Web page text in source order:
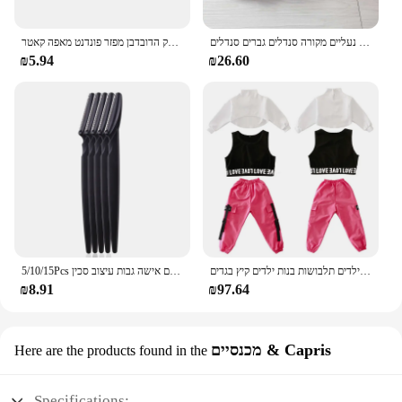
that you are always aware of any activity around
חמאת עוגת קרם כריך מרית חלק הדובדבן מפזר פונדנט מאפה קאטר
₪5.94
בגדי קיץ גברים נעלי פשתן שקופיות מזדמנים שקופיות רב בסגנון לא להחליק הביתה כפכפים נעליים מקורה סנדלים גברים סנדלים pantoufle homme
₪26.60
5/10/15Pcs גבות גוזם איפור כלים בטוח עיניים גבות גילוח פנים גוף שיער הסרת מכונת גילוח להבים אישה גבות עיצוב סכין
₪8.91
בנות בוטיק תלבושות 4 6 8 10 123 14 16 18 שנים היפ הופ נים חולצות ילדים תלבושות בנות ילדים קיץ בגדים
₪97.64
Here are the products found in the מכנסיים & Capris